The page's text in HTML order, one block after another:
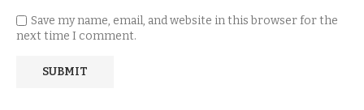
Save my name, email, and website in this browser for the
next time I comment.